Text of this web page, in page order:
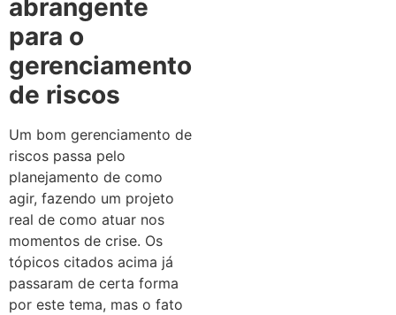
abrangente
para o
gerenciamento
de riscos
Um bom gerenciamento de
riscos passa pelo
planejamento de como
agir, fazendo um projeto
real de como atuar nos
momentos de crise. Os
tópicos citados acima já
passaram de certa forma
por este tema, mas o fato